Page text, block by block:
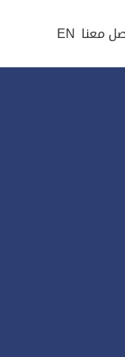
معنا EN